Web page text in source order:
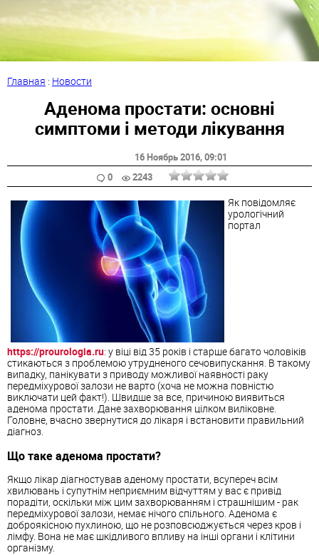
Главная : Новости
Аденома простати: основні
симптоми і методи лікування
16 Ноябрь 2016, 09:01
0
2243
Як повідомляє
урологічний
портал
https://prourologia.ru: у віці від 35 років і старше багато чоловіків
стикаються з проблемою утрудненого сечовипускання. В такому
випадку, панікувати з приводу можливої ​​наявності раку
передміхурової залози не варто (хоча не можна повністю
виключати цей факт!). Швидше за все, причиною виявиться
аденома простати. Дане захворювання цілком виліковне.
Головне, вчасно звернутися до лікаря і встановити правильний
діагноз.
Що таке аденома простати?
Якщо лікар діагностував аденому простати, всупереч всім
хвилювань і супутнім неприємним відчуттям у вас є привід
порадіти, оскільки між цим захворюванням і страшнішим - рак
передміхурової залози, немає нічого спільного. Аденома є
доброякісною пухлиною, що не розповсюджується через кров і
лімфу. Вона не має шкідливого впливу на інші органи і клітини
організму.